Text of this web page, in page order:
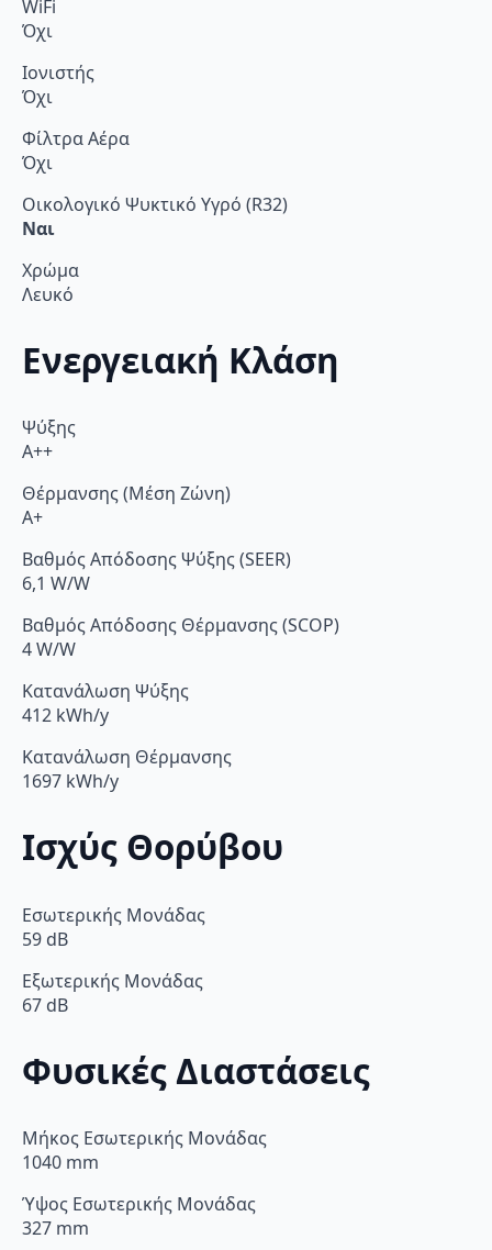
WiFi
Όχι
Ιονιστής
Όχι
Φίλτρα Αέρα
Όχι
Οικολογικό Ψυκτικό Υγρό (R32)
Ναι
Χρώμα
Λευκό
Ενεργειακή Κλάση
Ψύξης
A++
Θέρμανσης (Μέση Ζώνη)
A+
Βαθμός Απόδοσης Ψύξης (SEER)
6,1 W/W
Βαθμός Απόδοσης Θέρμανσης (SCOP)
4 W/W
Κατανάλωση Ψύξης
412 kWh/y
Κατανάλωση Θέρμανσης
1697 kWh/y
Ισχύς Θορύβου
Εσωτερικής Μονάδας
59 dB
Εξωτερικής Μονάδας
67 dB
Φυσικές Διαστάσεις
Μήκος Εσωτερικής Μονάδας
1040 mm
Ύψος Εσωτερικής Μονάδας
327 mm